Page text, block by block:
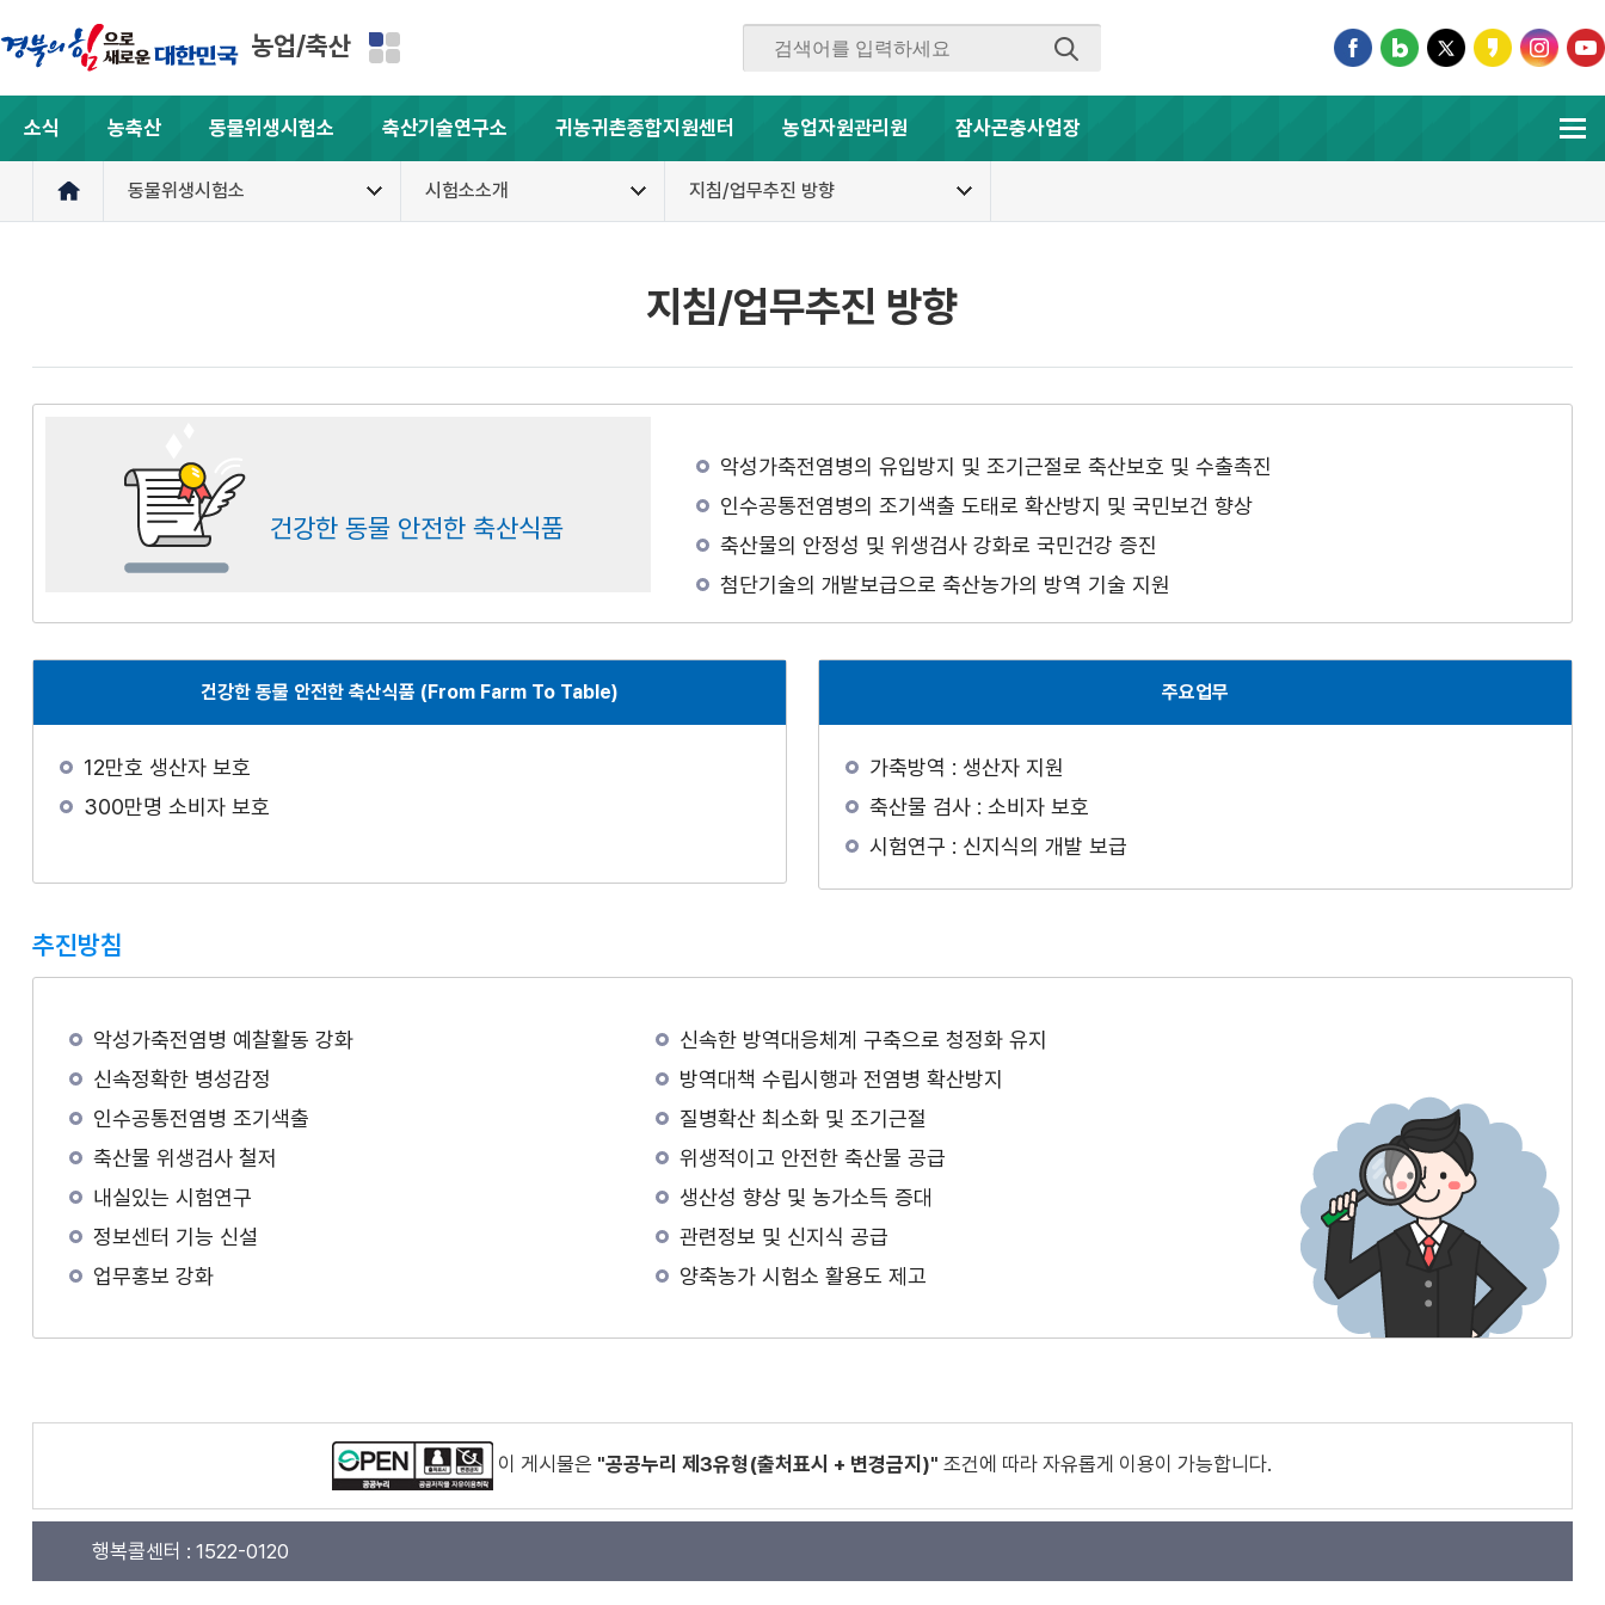
농업/축산
소식 농축산 동물위생시험소 축산기술연구소 귀농귀촌종합지원센터 농업자원관리원 잠사곤충사업장
동물위생시험소 시험소소개 지침/업무추진 방향
지침/업무추진 방향
건강한 동물 안전한 축산식품
악성가축전염병의 유입방지 및 조기근절로 축산보호 및 수출촉진
인수공통전염병의 조기색출 도태로 확산방지 및 국민보건 향상
축산물의 안정성 및 위생검사 강화로 국민건강 증진
첨단기술의 개발보급으로 축산농가의 방역 기술 지원
건강한 동물 안전한 축산식품 (From Farm To Table)
12만호 생산자 보호
300만명 소비자 보호
주요업무
가축방역 : 생산자 지원
축산물 검사 : 소비자 보호
시험연구 : 신지식의 개발 보급
추진방침
악성가축전염병 예찰활동 강화
신속한 방역대응체계 구축으로 청정화 유지
신속정확한 병성감정
방역대책 수립시행과 전염병 확산방지
인수공통전염병 조기색출
질병확산 최소화 및 조기근절
축산물 위생검사 철저
위생적이고 안전한 축산물 공급
내실있는 시험연구
생산성 향상 및 농가소득 증대
정보센터 기능 신설
관련정보 및 신지식 공급
업무홍보 강화
양축농가 시험소 활용도 제고
이 게시물은 "공공누리 제3유형(출처표시 + 변경금지)" 조건에 따라 자유롭게 이용이 가능합니다.
행복콜센터 : 1522-0120